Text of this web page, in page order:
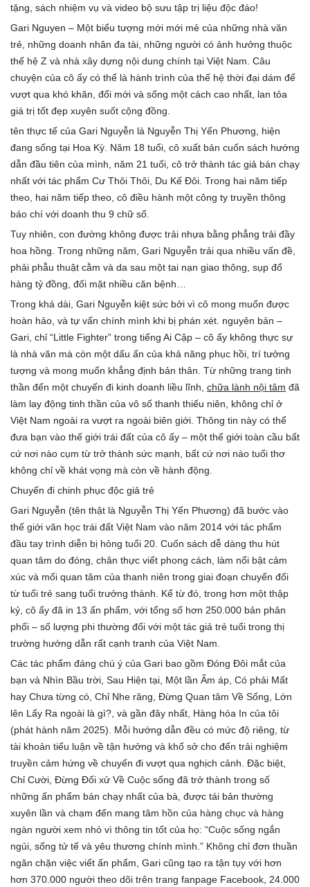
tặng, sách nhiệm vụ và video bộ sưu tập trị liệu độc đáo!
Gari Nguyen – Một biểu tượng mới mới mẻ của những nhà văn
trẻ, những doanh nhân đa tài, những người có ảnh hưởng thuộc
thế hệ Z và nhà xây dựng nội dung chính tại Việt Nam. Câu
chuyện của cô ấy có thể là hành trình của thế hệ thời đại dám để
vượt qua khó khăn, đổi mới và sống một cách cao nhất, lan tỏa
giá trị tốt đẹp xuyên suốt cộng đồng.
tên thực tế của Gari Nguyễn là Nguyễn Thị Yến Phương, hiện
đang sống tại Hoa Kỳ. Năm 18 tuổi, cô xuất bản cuốn sách hướng
dẫn đầu tiên của mình, năm 21 tuổi, cô trở thành tác giả bán chạy
nhất với tác phẩm Cư Thôi Thôi, Du Kế Đôi. Trong hai năm tiếp
theo, hai năm tiếp theo, cô điều hành một công ty truyền thông
báo chí với doanh thu 9 chữ số.
Tuy nhiên, con đường không được trải nhựa bằng phẳng trải đầy
hoa hồng. Trong những năm, Gari Nguyễn trải qua nhiều vấn đề,
phải phẫu thuật cằm và da sau một tai nạn giao thông, sụp đổ
hàng tỷ đồng, đối mặt nhiều căn bệnh…
Trong khá dài, Gari Nguyễn kiệt sức bởi vì cô mong muốn được
hoàn hảo, và tự vấn chính mình khi bị phán xét. nguyên bản –
Gari, chỉ “Little Fighter” trong tiếng Ai Cập – cô ấy không thực sự
là nhà văn mà còn một dấu ấn của khả năng phục hồi, trí tưởng
tượng và mong muốn khẳng định bản thân. Từ những trang tinh
thần đến một chuyến đi kinh doanh liều lĩnh, chữa lành nội tâm đã
làm lay động tinh thần của vô số thanh thiếu niên, không chỉ ở
Việt Nam ngoài ra vượt ra ngoài biên giới. Thông tin này có thể
đưa bạn vào thế giới trái đất của cô ấy – một thế giới toàn cầu bất
cứ nơi nào cụm từ trở thành sức mạnh, bất cứ nơi nào tuổi thơ
không chỉ về khát vọng mà còn về hành động.
Chuyến đi chinh phục độc giả trẻ
Gari Nguyễn (tên thật là Nguyễn Thị Yến Phương) đã bước vào
thế giới văn học trái đất Việt Nam vào năm 2014 với tác phẩm
đầu tay trình diễn bị hỏng tuổi 20. Cuốn sách dễ dàng thu hút
quan tâm do đóng, chân thực viết phong cách, làm nổi bật cảm
xúc và mối quan tâm của thanh niên trong giai đoạn chuyển đổi
từ tuổi trẻ sang tuổi trưởng thành. Kể từ đó, trong hơn một thập
kỷ, cô ấy đã in 13 ấn phẩm, với tổng số hơn 250.000 bản phân
phối – số lượng phi thường đối với một tác giả trẻ tuổi trong thị
trường hướng dẫn rất cạnh tranh của Việt Nam.
Các tác phẩm đáng chú ý của Gari bao gồm Đóng Đôi mắt của
bạn và Nhìn Bầu trời, Sau Hiện tại, Một lần Ấm áp, Có phải Mất
hay Chưa từng có, Chỉ Nhe răng, Đừng Quan tâm Về Sống, Lớn
lên Lấy Ra ngoài là gì?, và gần đây nhất, Hàng hóa In của tôi
(phát hành năm 2025). Mỗi hướng dẫn đều có mức độ riêng, từ
tài khoản tiểu luận về tận hưởng và khổ sở cho đến trải nghiệm
truyền cảm hứng về chuyến đi vượt qua nghịch cảnh. Đặc biệt,
Chỉ Cười, Đừng Đối xử Về Cuộc sống đã trở thành trong số
những ấn phẩm bán chạy nhất của bà, được tái bản thường
xuyên lần và chạm đến mang tâm hồn của hàng chục và hàng
ngàn người xem nhỏ vì thông tin tốt của họ: “Cuộc sống ngắn
ngủi, sống tử tế và yêu thương chính mình.” Không chỉ đơn thuần
ngăn chặn việc viết ấn phẩm, Gari cũng tạo ra tận tụy với hơn
hơn 370.000 người theo dõi trên trang fanpage Facebook, 24.000